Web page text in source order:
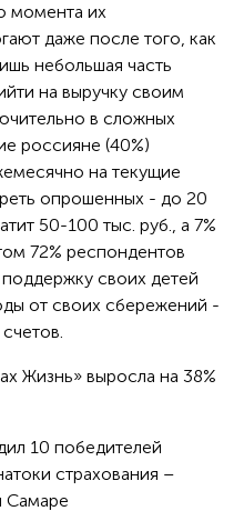
момента их
даже после того, как
небольшая часть
на выручку своим
в сложных
россияне (40%)
на текущие
опрошенных - до 20
50-100 тыс. руб., а 7%
72% респондентов
своих детей
от своих сбережений -
Жизнь» выросла на 38%
10 победителей
страхования –
Самаре